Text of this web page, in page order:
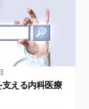
える内科医療